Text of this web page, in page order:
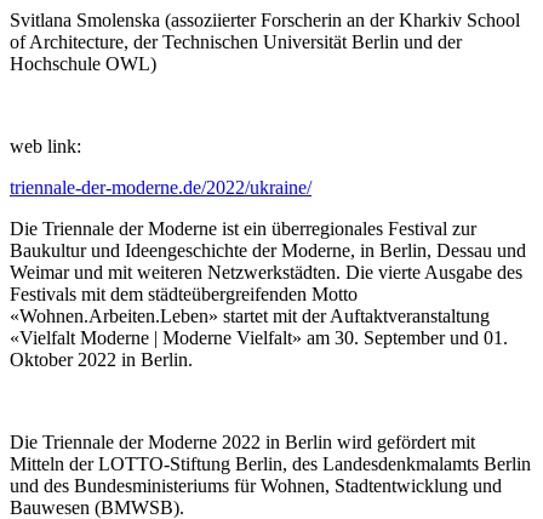
Svitlana Smolenska (assoziierter Forscherin an der Kharkiv School
of Architecture, der Technischen Universität Berlin und der
Hochschule OWL)
web link:
triennale-der-moderne.de/2022/ukraine/
Die Triennale der Moderne ist ein überregionales Festival zur
Baukultur und Ideengeschichte der Moderne, in Berlin, Dessau und
Weimar und mit weiteren Netzwerkstädten. Die vierte Ausgabe des
Festivals mit dem städteübergreifenden Motto
«Wohnen.Arbeiten.Leben» startet mit der Auftaktveranstaltung
«Vielfalt Moderne | Moderne Vielfalt» am 30. September und 01.
Oktober 2022 in Berlin.
Die Triennale der Moderne 2022 in Berlin wird gefördert mit
Mitteln der LOTTO-Stiftung Berlin, des Landesdenkmalamts Berlin
und des Bundesministeriums für Wohnen, Stadtentwicklung und
Bauwesen (BMWSB).